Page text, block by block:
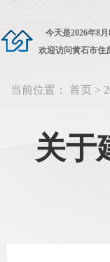
今天是2026年8
欢迎访问黄石市住
当前位置： 首页 >
关于